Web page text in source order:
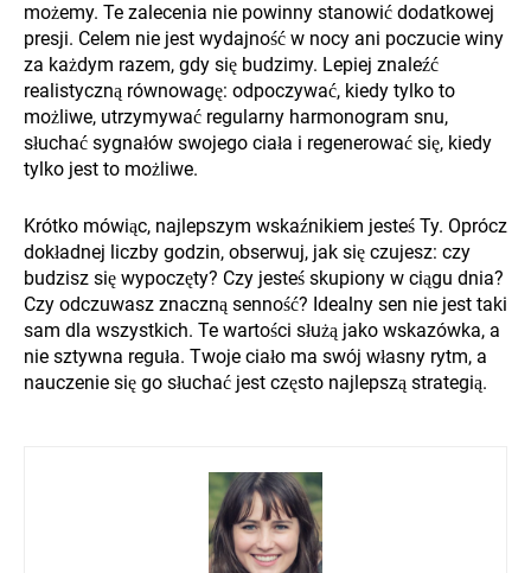
możemy. Te zalecenia nie powinny stanowić dodatkowej
presji. Celem nie jest wydajność w nocy ani poczucie winy
za każdym razem, gdy się budzimy. Lepiej znaleźć
realistyczną równowagę: odpoczywać, kiedy tylko to
możliwe, utrzymywać regularny harmonogram snu,
słuchać sygnałów swojego ciała i regenerować się, kiedy
tylko jest to możliwe.
Krótko mówiąc, najlepszym wskaźnikiem jesteś Ty. Oprócz
dokładnej liczby godzin, obserwuj, jak się czujesz: czy
budzisz się wypoczęty? Czy jesteś skupiony w ciągu dnia?
Czy odczuwasz znaczną senność? Idealny sen nie jest taki
sam dla wszystkich. Te wartości służą jako wskazówka, a
nie sztywna reguła. Twoje ciało ma swój własny rytm, a
nauczenie się go słuchać jest często najlepszą strategią.